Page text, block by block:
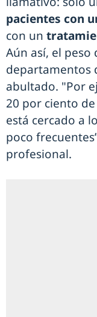
pacientes con
con un
Aún así, el peso
departamentos
abultado. "Por
20 por ciento de
está cercado a
poco
profesional.